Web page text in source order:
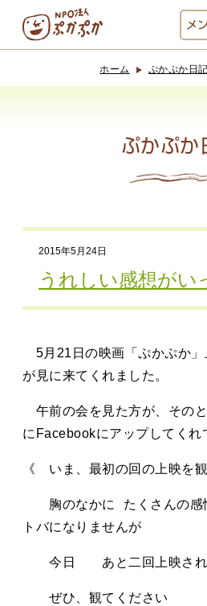
メ
お休み中
でんぱた
ホーム ぷかぷか日記
ぷかぷか
2015年5月24日
うれしい感想がい
5月21日の映画「ぷかぷか」
が見に来てくれました。
午前の会を見た方が、その
にFacebookにアップしてくれ
《 いま、最初の回の上映を
胸のなかに たくさんの感
トバになりませんが
今日 あと二回上映され
ぜひ、観てください